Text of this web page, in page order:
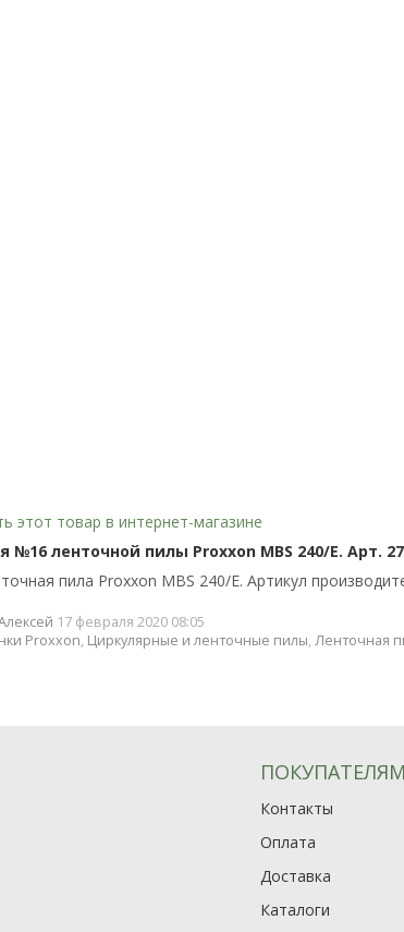
этот товар в интернет-магазине
№16 ленточной пилы Proxxon MBS 240/E. Арт.
пила Proxxon MBS 240/E. Артикул
17 февраля 2020 08:05
Proxxon, Циркулярные и ленточные пилы, Ленточная
ПОКУПАТЕЛЯМ
Контакты
Оплата
Доставка
Каталоги